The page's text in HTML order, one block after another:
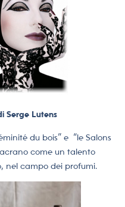
Serge Lutens
du bois” e “le Salons
come un talento
nel campo dei profumi.